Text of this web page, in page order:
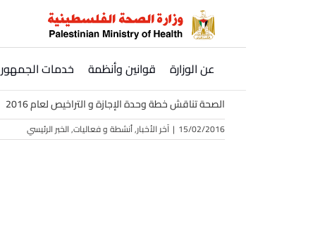
عن الوزارة قوانين وأنظمة خدمات الجمهور
الصحة تناقش خطة وحدة الإجازة و التراخيص لعام 2016
15/02/2016
| آخر الأخبار,أنشطة و فعاليات,الخبر الرئيسي